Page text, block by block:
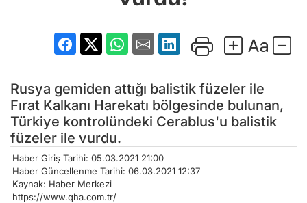
Rusya gemiden attığı balistik füzeler ile
Fırat Kalkanı Harekatı bölgesinde bulunan,
Türkiye kontrolündeki Cerablus'u balistik
füzeler ile vurdu.
Haber Giriş Tarihi: 05.03.2021 21:00
Haber Güncellenme Tarihi: 06.03.2021 12:37
Kaynak: Haber Merkezi
https://www.qha.com.tr/